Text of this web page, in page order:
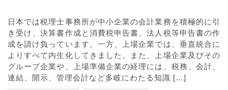
日本では税理士事務所が中小企業の会計業務を積極的に引
き受け、決算書作成と消費税申告書、法人税等申告書の作
成を請け負っています。一方、上場企業では、垂直統合に
よりすべて内生化してきました。また、上場企業及びその
グループ企業や、上場準備企業の経理には、税務、会計、
連結、開示、管理会計など多岐にわたる知識 […]